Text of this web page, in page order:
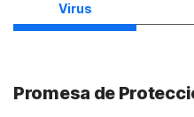
Virus
Promesa de